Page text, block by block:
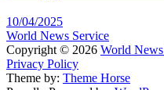
10/04/2025
World News Service
Copyright © 2026 World
Privacy Policy
Theme by: Theme Horse